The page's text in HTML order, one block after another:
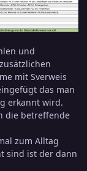
und
mit Sverweis
das man
erkannt wird.
die betreffende
zum Alltag
sind ist der dann